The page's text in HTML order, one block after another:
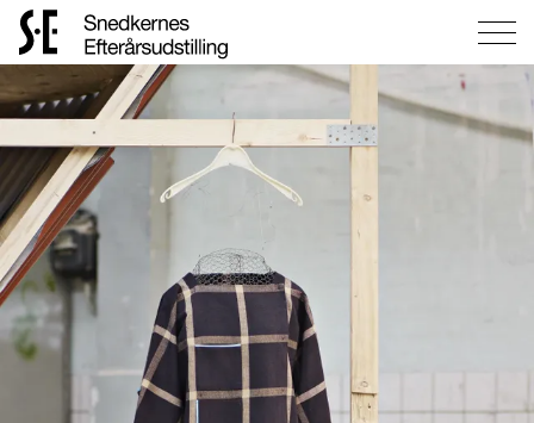
Gå
til
forsiden